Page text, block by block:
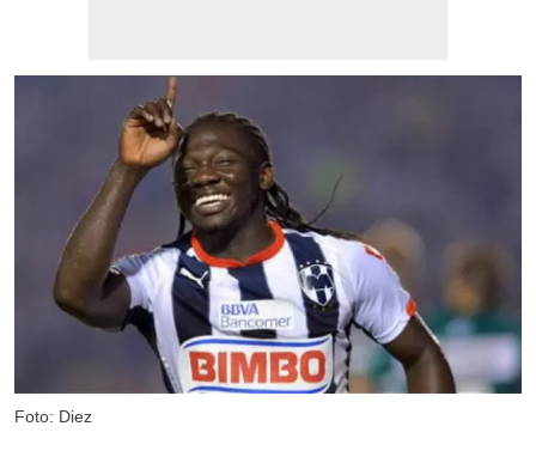
Foto: Diez